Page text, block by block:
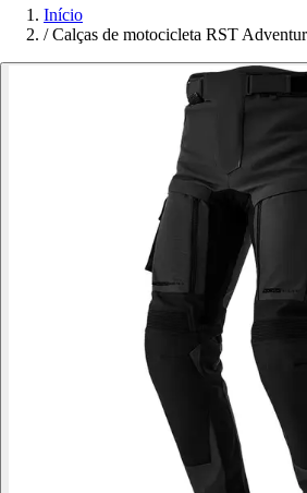
Início
/ Calças de motocicleta RST